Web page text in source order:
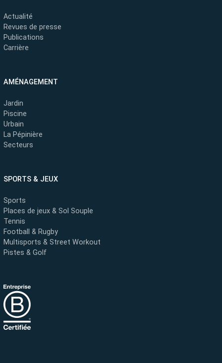
Actualité
Revues de presse
Publications
Carrière
AMÉNAGEMENT
Jardin
Piscine
Urbain
La Pépinière
Secteurs
SPORTS & JEUX
Sports
Places de jeux & Sol Souple
Tennis
Football & Rugby
Multisports & Street Workout
Pistes & Golf